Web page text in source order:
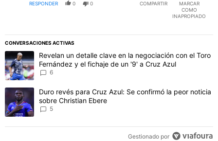
promotores tenemos en Cruz Azul que no ganan una!
RESPONDER 0 0 COMPARTIR
MARCAR
COMO
INAPROPIADO
CONVERSACIONES ACTIVAS
Este listado muestra los artículos con más comentarios en los
Un artículo de tendencia con el título "Revelan un detalle clave
Revelan un detalle clave en la negociación con el Toro
Fernández y el fichaje de un '9' a Cruz Azul
6
Un artículo de tendencia con el título "Duro revés para Cruz Azul:
Duro revés para Cruz Azul: Se confirmó la peor noticia
sobre Christian Ebere
5
Gestionado por